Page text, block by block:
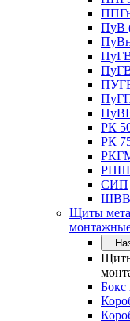
ПуВ
РК
РК
РПШ
СИП
Щиты
Щиты
Бокс